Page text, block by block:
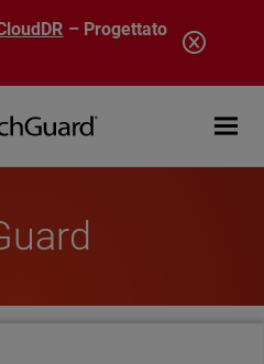
– Progettato
Open